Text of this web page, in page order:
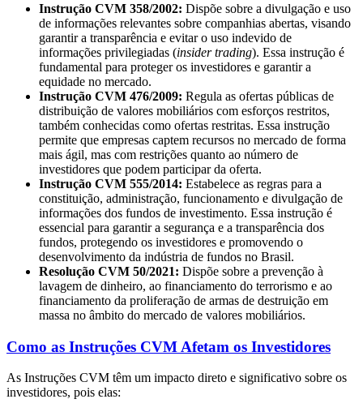
Instrução CVM 358/2002: Dispõe sobre a divulgação e uso
de informações relevantes sobre companhias abertas, visando
garantir a transparência e evitar o uso indevido de
informações privilegiadas (insider trading). Essa instrução é
fundamental para proteger os investidores e garantir a
equidade no mercado.
Instrução CVM 476/2009: Regula as ofertas públicas de
distribuição de valores mobiliários com esforços restritos,
também conhecidas como ofertas restritas. Essa instrução
permite que empresas captem recursos no mercado de forma
mais ágil, mas com restrições quanto ao número de
investidores que podem participar da oferta.
Instrução CVM 555/2014: Estabelece as regras para a
constituição, administração, funcionamento e divulgação de
informações dos fundos de investimento. Essa instrução é
essencial para garantir a segurança e a transparência dos
fundos, protegendo os investidores e promovendo o
desenvolvimento da indústria de fundos no Brasil.
Resolução CVM 50/2021: Dispõe sobre a prevenção à
lavagem de dinheiro, ao financiamento do terrorismo e ao
financiamento da proliferação de armas de destruição em
massa no âmbito do mercado de valores mobiliários.
Como as Instruções CVM Afetam os Investidores
As Instruções CVM têm um impacto direto e significativo sobre os
investidores, pois elas: